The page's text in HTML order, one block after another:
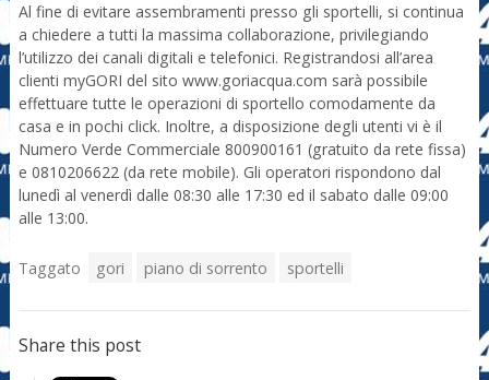
Al fine di evitare assembramenti presso gli sportelli, si continua
a chiedere a tutti la massima collaborazione, privilegiando
l’utilizzo dei canali digitali e telefonici. Registrandosi all’area
clienti myGORI del sito www.goriacqua.com sarà possibile
effettuare tutte le operazioni di sportello comodamente da
casa e in pochi click. Inoltre, a disposizione degli utenti vi è il
Numero Verde Commerciale 800900161 (gratuito da rete fissa)
e 0810206622 (da rete mobile). Gli operatori rispondono dal
lunedì al venerdì dalle 08:30 alle 17:30 ed il sabato dalle 09:00
alle 13:00.
Taggato gori piano di sorrento sportelli
Share this post